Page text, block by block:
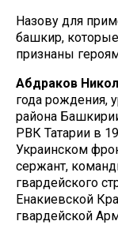
Назову для
башкир,
признаны
Абдраков
года рождения,
района
РВК Татарии в
Украинском
сержант,
гвардейского
Енакиевской
гвардейской